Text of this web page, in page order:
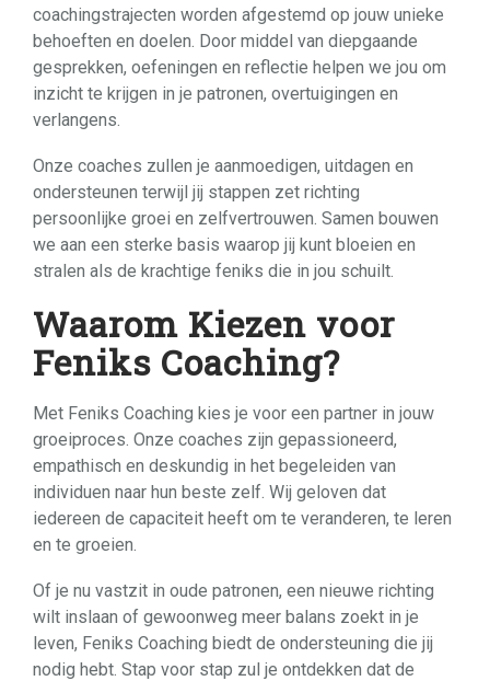
coachingstrajecten worden afgestemd op jouw unieke
behoeften en doelen. Door middel van diepgaande
gesprekken, oefeningen en reflectie helpen we jou om
inzicht te krijgen in je patronen, overtuigingen en
verlangens.
Onze coaches zullen je aanmoedigen, uitdagen en
ondersteunen terwijl jij stappen zet richting
persoonlijke groei en zelfvertrouwen. Samen bouwen
we aan een sterke basis waarop jij kunt bloeien en
stralen als de krachtige feniks die in jou schuilt.
Waarom Kiezen voor
Feniks Coaching?
Met Feniks Coaching kies je voor een partner in jouw
groeiproces. Onze coaches zijn gepassioneerd,
empathisch en deskundig in het begeleiden van
individuen naar hun beste zelf. Wij geloven dat
iedereen de capaciteit heeft om te veranderen, te leren
en te groeien.
Of je nu vastzit in oude patronen, een nieuwe richting
wilt inslaan of gewoonweg meer balans zoekt in je
leven, Feniks Coaching biedt de ondersteuning die jij
nodig hebt. Stap voor stap zul je ontdekken dat de